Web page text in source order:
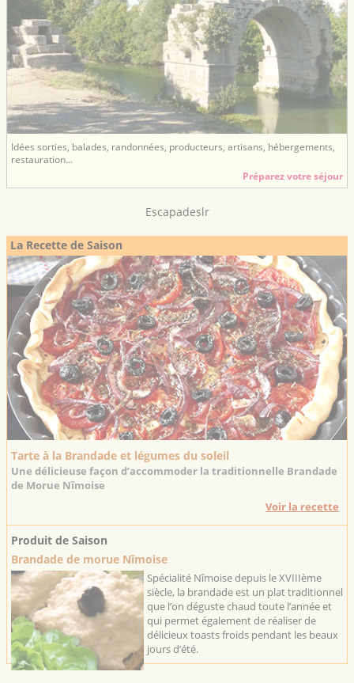
Idées sorties, balades, randonnées, producteurs, artisans, hébergements,
restauration...
Préparez votre séjour
Escapadeslr
La Recette de Saison
Tarte à la Brandade et légumes du soleil
Une délicieuse façon d’accommoder la traditionnelle Brandade
de Morue Nîmoise
Voir la recette
Produit de Saison
Brandade de morue Nîmoise
Spécialité Nîmoise depuis le XVIIIème
siècle, la brandade est un plat traditionnel
que l’on déguste chaud toute l’année et
qui permet également de réaliser de
délicieux toasts froids pendant les beaux
jours d’été.